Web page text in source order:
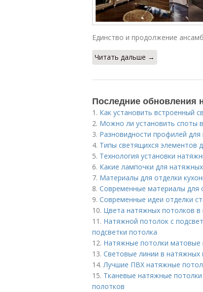
Единство и продолжение
Читать дальше →
Последние обновления
1. Как установить встроенный
2. Можно ли установить споты
3. Разновидности профилей
4. Типы светящихся элементов
5. Технология установки
6. Какие лампочки для
7. Материалы для отделки
8. Современные материалы для
9. Современные идеи отделки
10. Цвета натяжных потолков
11. Натяжной потолок с
подсветки потолка
12. Натяжные потолки матовые
13. Световые линии в натяжных
14.Лучшие ПВХ натяжные
15. Тканевые натяжные
полотков